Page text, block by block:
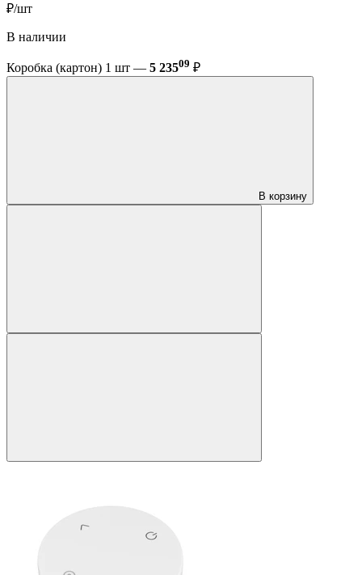
₽/шт
В наличии
Коробка (картон) 1 шт — 5 23509 ₽
В корзину